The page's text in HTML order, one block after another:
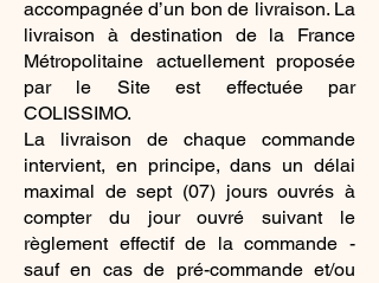
accompagnée d’un bon de livraison. La
livraison à destination de la France
Métropolitaine actuellement proposée
par le Site est effectuée par
COLISSIMO.
La livraison de chaque commande
intervient, en principe, dans un délai
maximal de sept (07) jours ouvrés à
compter du jour ouvré suivant le
règlement effectif de la commande -
sauf en cas de pré-commande et/ou